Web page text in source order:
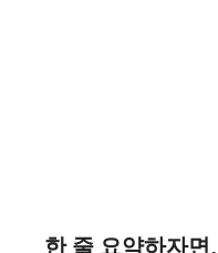
한 줄 요약하자면